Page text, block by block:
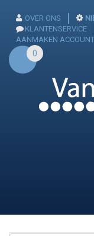
OVER ONS
KLANTENSERVICE
AANMAKEN ACCOUNT
0